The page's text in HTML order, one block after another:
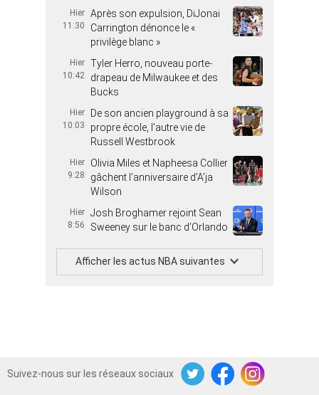
Hier
11:30
Après son expulsion, DiJonai
Carrington dénonce le «
privilège blanc »
Hier
10:42
Tyler Herro, nouveau porte-
drapeau de Milwaukee et des
Bucks
Hier
10:03
De son ancien playground à sa
propre école, l’autre vie de
Russell Westbrook
Hier
9:28
Olivia Miles et Napheesa Collier
gâchent l’anniversaire d’A’ja
Wilson
Hier
8:56
Josh Broghamer rejoint Sean
Sweeney sur le banc d’Orlando
Afficher les actus NBA suivantes
Suivez-nous sur les réseaux sociaux
TwitterFacebookInstagram